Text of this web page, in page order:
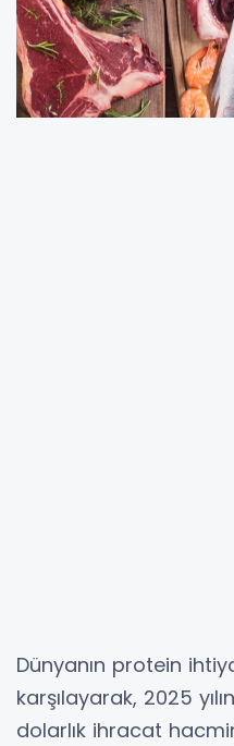
Dünyanın protein
karşılayarak, 2025
dolarlık ihracat